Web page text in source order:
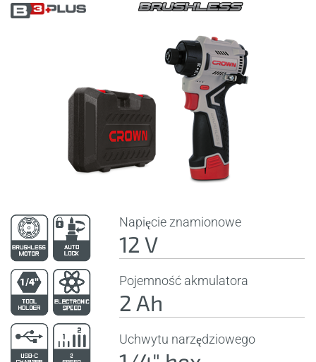
Napięcie znamionowe
12 V
Pojemność akmulatora
2 Ah
Uchwytu narzędziowego